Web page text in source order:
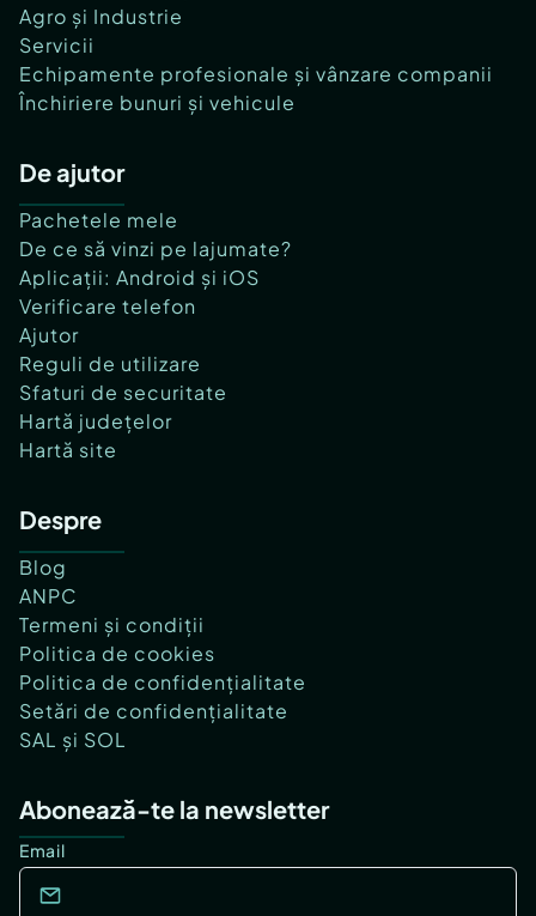
Agro și Industrie
Servicii
Echipamente profesionale și vânzare companii
Închiriere bunuri și vehicule
De ajutor
Pachetele mele
De ce să vinzi pe lajumate?
Aplicații: Android și iOS
Verificare telefon
Ajutor
Reguli de utilizare
Sfaturi de securitate
Hartă județelor
Hartă site
Despre
Blog
ANPC
Termeni și condiții
Politica de cookies
Politica de confidențialitate
Setări de confidențialitate
SAL și SOL
Abonează-te la newsletter
Email